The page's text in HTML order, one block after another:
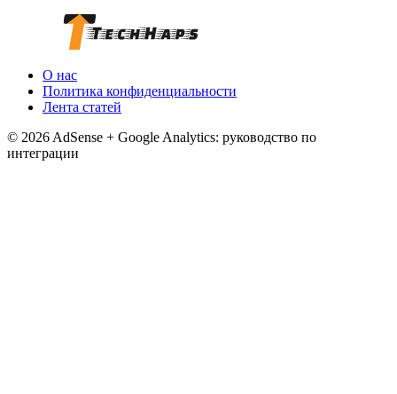
О нас
Политика конфиденциальности
Лента статей
© 2026 AdSense + Google Analytics: руководство по
интеграции